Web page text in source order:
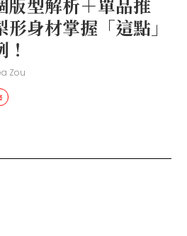
版型解析＋單品推
身材掌握「這點」
Zou